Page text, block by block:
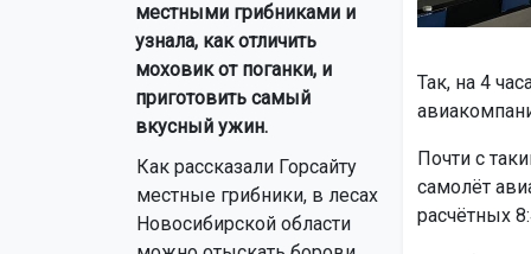
местными грибниками и
узнала, как отличить
моховик от поганки, и
приготовить самый
вкусный ужин.
Как рассказали Горсайту
местные грибники, в лесах
Новосибирской области
Так, на 4
Почти с
самолёт
расчётных